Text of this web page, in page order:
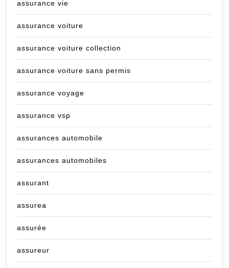
assurance vie
assurance voiture
assurance voiture collection
assurance voiture sans permis
assurance voyage
assurance vsp
assurances automobile
assurances automobiles
assurant
assurea
assurée
assureur